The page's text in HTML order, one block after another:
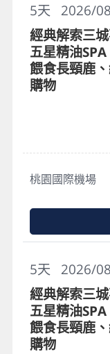
2026/
5天
經典解索三
五星精油
餵食長頸鹿
購物
桃園國際機場
2026/
5天
經典解索三
五星精油
餵食長頸鹿
購物